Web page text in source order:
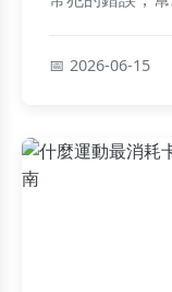
2026-06-15